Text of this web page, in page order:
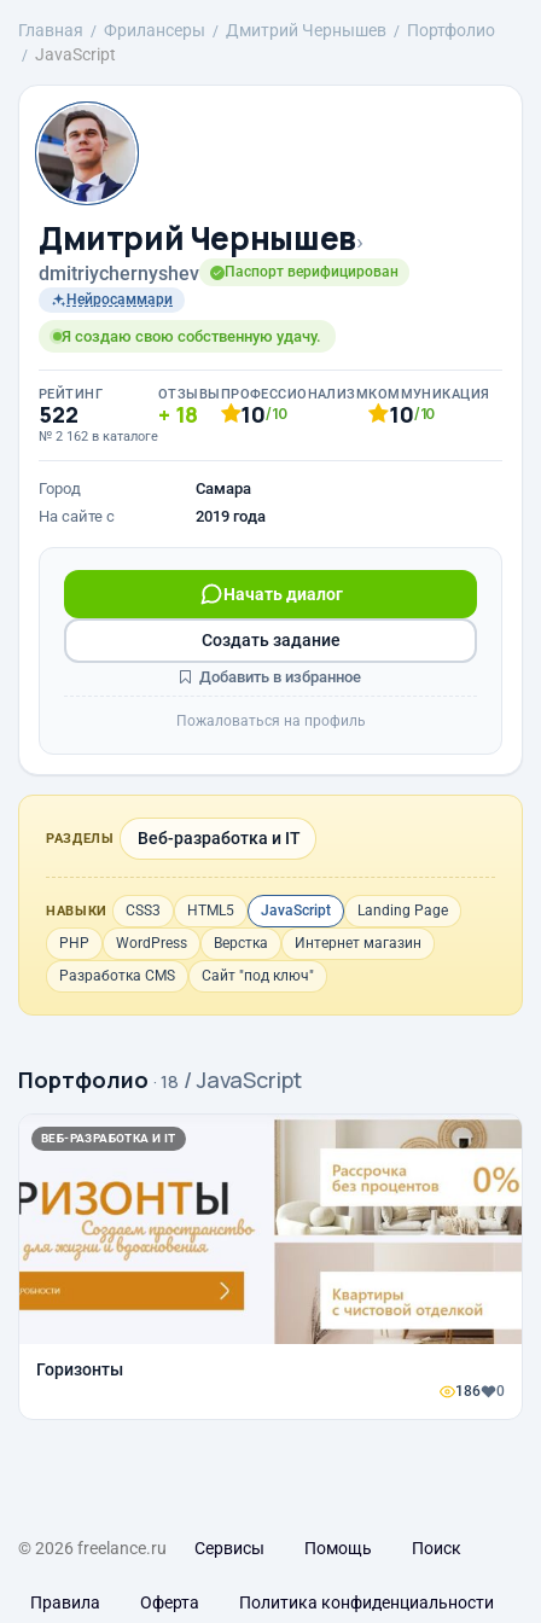
Главная Фрилансеры Дмитрий Чернышев
Портфолио
JavaScript
Дмитрий Чернышев›
dmitriychernyshev
Паспорт верифицирован
Нейросаммари
Я создаю свою собственную удачу.
РЕЙТИНГ
522
№ 2 162 в каталоге
ОТЗЫВЫ
18
ПРОФЕССИОНАЛИЗМ
10/10
КОММУНИКАЦИЯ
10/10
Город
Самара
На сайте с
2019 года
Начать диалог
Создать задание
Добавить в избранное
Пожаловаться на профиль
РАЗДЕЛЫ Веб-разработка и IT
НАВЫКИ CSS3 HTML5 JavaScript
Landing Page
PHP
WordPress Верстка
Интернет магазин
Разработка CMS
Сайт "под ключ"
Портфолио · 18 / JavaScript
ВЕБ-РАЗРАБОТКА И IT
Горизонты
186 0
© 2026 freelance.ru Сервисы Помощь Поиск
Правила Оферта Политика конфиденциальности